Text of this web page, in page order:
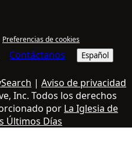
Preferencias de cookies
Contáctanos Español
| Aviso de privacidad
Inc. Todos los derechos
por La Iglesia de
Últimos Días